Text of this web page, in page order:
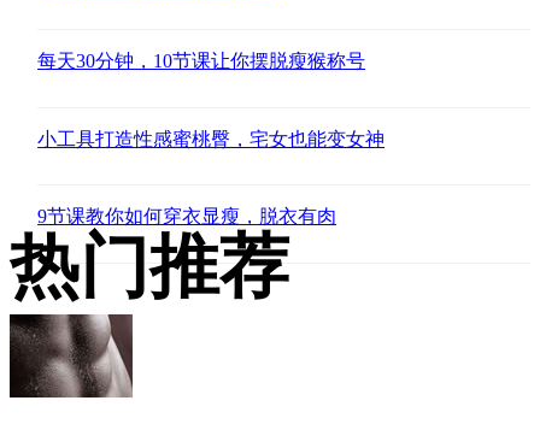
每天30分钟，10节课让你摆脱瘦猴称号
小工具打造性感蜜桃臀，宅女也能变女神
9节课教你如何穿衣显瘦，脱衣有肉
热门推荐